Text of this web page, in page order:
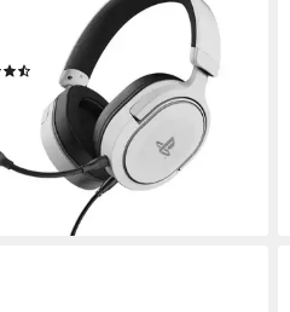
Verbindung
49,99 €
- in 2-3 Werktagen bei dir